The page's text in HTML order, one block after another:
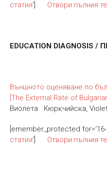
статия'] Отвори пълния
EDUCATION
Външното оценяване по
[The External Rate of
Виолета Кюркчийска,
[emember_protected
статия'] Отвори пълния